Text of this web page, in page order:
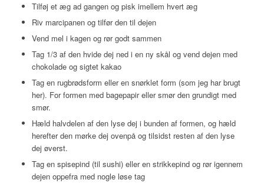
Tilføj et æg ad gangen og pisk imellem hvert æg
Riv marcipanen og tilfør den til dejen
Vend mel i kagen og rør godt sammen
Tag 1/3 af den hvide dej ned i en ny skål og vend dejen med
chokolade og sigtet kakao
Tag en rugbrødsform eller en snørklet form (som jeg har brugt
her). For formen med bagepapir eller smør den grundigt med
smør.
Hæld halvdelen af den lyse dej i bunden af formen, og hæld
herefter den mørke dej ovenpå og tilsidst resten af den lyse
dej øverst.
Tag en spisepind (til sushi) eller en strikkepind og rør igennem
dejen oppefra med nogle løse tag